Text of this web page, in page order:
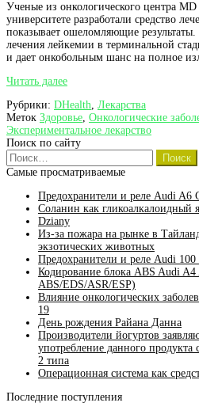
Ученые из онкологического центра
университете разработали средство
показывает ошеломляющие результаты.
лечения лейкемии в терминальной
и дает онкобольным шанс на полное
Читать далееУченые
разработали
средство
лечения
лейкемии
Рубрики: DHealth, Лекарства
Меток Здоровье, Онкологические
Экспериментальное лекарство
Поиск по сайту
Найти:
Самые просматриваемые
Предохранители и реле Audi A6
Соланин как гликоалкалоидный
Dziany
Из-за пожара на рынке в
экзотических животных
Предохранители и реле Audi 100
Кодирование блока ABS Audi
ABS/EDS/ASR/ESP)
Влияние онкологических
19
День рождения Райана Данна
Производители йогуртов
употребление данного продукта
2 типа
Операционная система как
Последние поступления